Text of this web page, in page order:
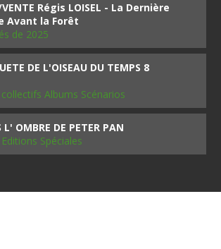
VENTE Régis LOISEL - La Dernière
Avant la Forêt
de 2025
DE L'OISEAU DU TEMPS 8
Albums Scénarios
L' OMBRE DE PETER PAN
Spéciales